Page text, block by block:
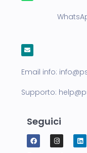
Email info:
Supporto:
Seguici